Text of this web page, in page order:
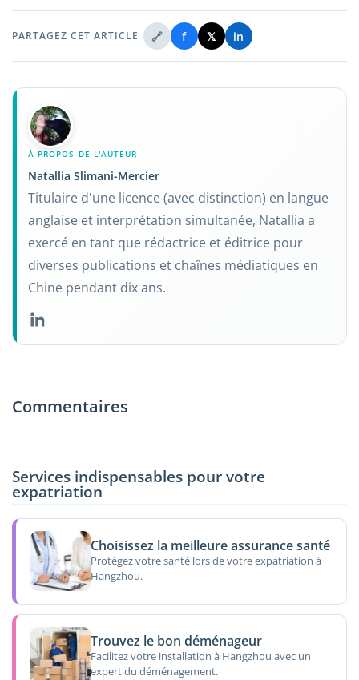
PARTAGEZ CET ARTICLE 🔗 f 𝕏 in
À PROPOS DE L'AUTEUR
Natallia Slimani-Mercier
Titulaire d'une licence (avec distinction) en langue
anglaise et interprétation simultanée, Natallia a
exercé en tant que rédactrice et éditrice pour
diverses publications et chaînes médiatiques en
Chine pendant dix ans.
Commentaires
Services indispensables pour votre
expatriation
Choisissez la meilleure assurance santé
Protégez votre santé lors de votre expatriation à
Hangzhou.
Trouvez le bon déménageur
Facilitez votre installation à Hangzhou avec un
expert du déménagement.